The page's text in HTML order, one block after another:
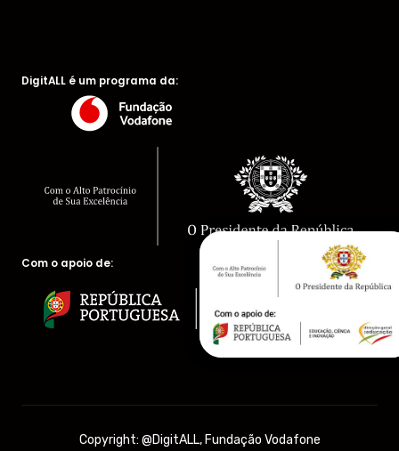
DigitALL é um programa da:
Com o apoio de:
Copyright: @DigitALL, Fundação Vodafone